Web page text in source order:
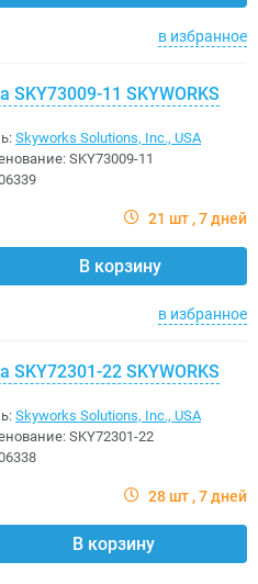
в избранное
SKY73009-11 SKYWORKS
Skyworks Solutions, Inc., USA
SKY73009-11
21 шт 7 дней
В корзину
в избранное
SKY72301-22 SKYWORKS
Skyworks Solutions, Inc., USA
SKY72301-22
28 шт 7 дней
В корзину